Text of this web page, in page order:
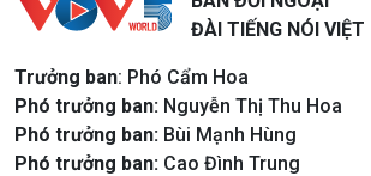
ĐÀI TIẾNG NÓI VIỆT
Trưởng ban: Phó Cẩm Hoa
Phó trưởng ban: Nguyễn Thị Thu Hoa
Phó trưởng ban: Bùi Mạnh Hùng
Phó trưởng ban: Cao Đình Trung